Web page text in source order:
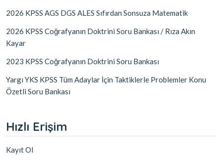
2026 KPSS AGS DGS ALES Sıfırdan Sonsuza Matematik
2026 KPSS Coğrafyanın Doktrini Soru Bankası / Rıza Akın
Kayar
2023 KPSS Coğrafyanın Doktrini Soru Bankası
Yargı YKS KPSS Tüm Adaylar İçin Taktiklerle Problemler Konu
Özetli Soru Bankası
Hızlı Erişim
Kayıt Ol